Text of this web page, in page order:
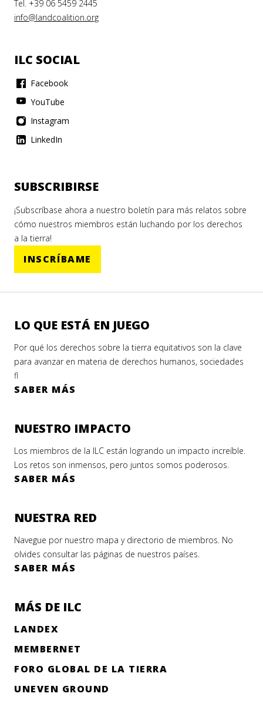
Tel. +39 06 5459 2445
info@landcoalition.org
ILC SOCIAL
Facebook
YouTube
Instagram
LinkedIn
SUBSCRIBIRSE
¡Subscríbase ahora a nuestro boletín para más relatos sobre
cómo nuestros miembros están luchando por los derechos
a la tierra!
INSCRÍBAME
LO QUE ESTÁ EN JUEGO
Por qué los derechos sobre la tierra equitativos son la clave
para avanzar en materia de derechos humanos, sociedades
fl
SABER MÁS
NUESTRO IMPACTO
Los miembros de la ILC están logrando un impacto increíble.
Los retos son inmensos, pero juntos somos poderosos.
SABER MÁS
NUESTRA RED
Navegue por nuestro mapa y directorio de miembros. No
olvides consultar las páginas de nuestros países.
SABER MÁS
MÁS DE ILC
LANDEX
MEMBERNET
FORO GLOBAL DE LA TIERRA
UNEVEN GROUND